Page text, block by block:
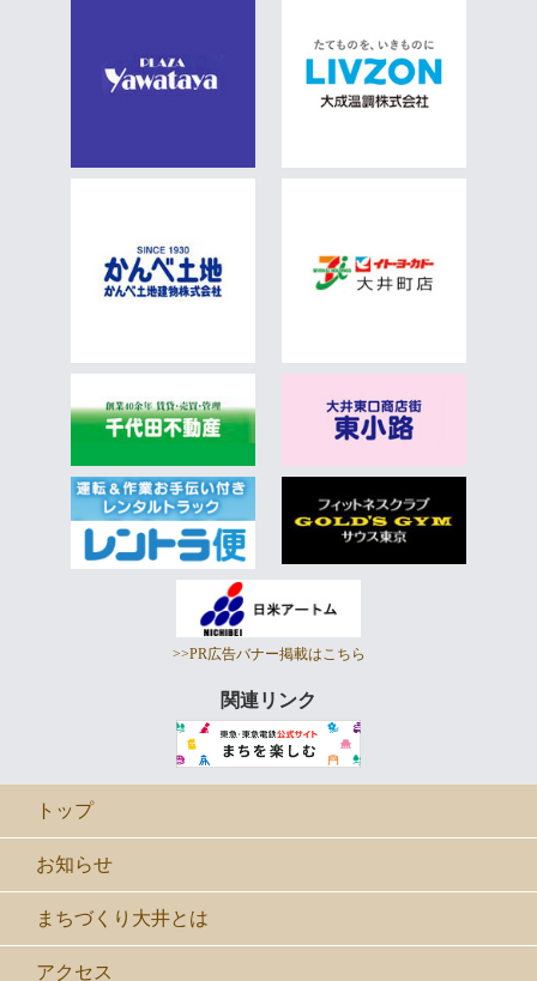
>>PR広告バナー掲載はこちら
関連リンク
トップ
お知らせ
まちづくり大井とは
アクセス